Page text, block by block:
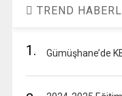
TREND
1. Gümüşhane’de